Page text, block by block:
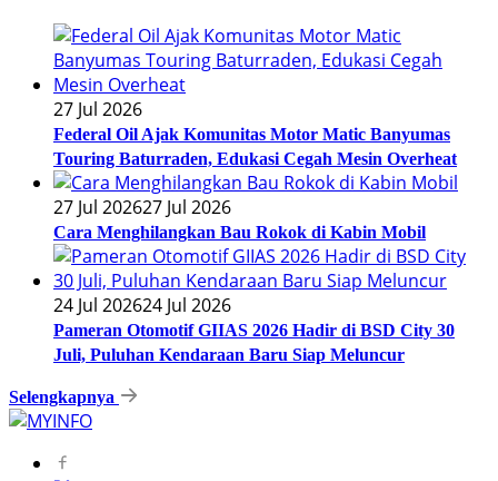
27 Jul 2026
Federal Oil Ajak Komunitas Motor Matic Banyumas
Touring Baturraden, Edukasi Cegah Mesin Overheat
27 Jul 202627 Jul 2026
Cara Menghilangkan Bau Rokok di Kabin Mobil
24 Jul 202624 Jul 2026
Pameran Otomotif GIIAS 2026 Hadir di BSD City 30
Juli, Puluhan Kendaraan Baru Siap Meluncur
Selengkapnya